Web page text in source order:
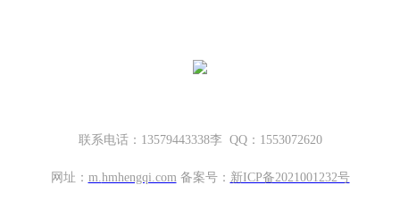
联系电话：13579443338李 QQ：1553072620
网址： m. hmhengqi.com 备案号： 新ICP备2021001232号